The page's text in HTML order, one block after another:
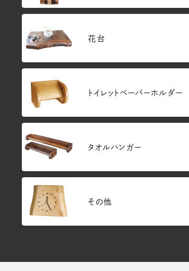
花台
トイレットペーパーホルダー
タオルハンガー
その他